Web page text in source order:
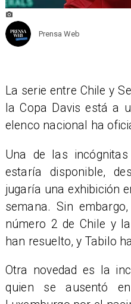
Prensa Web
La serie entre Chile y
la Copa Davis está a
elenco nacional ha
Una de las
estaría disponible,
jugaría una exhibición
semana. Sin
número 2 de Chile y
han resuelto, y Tabilo
Otra novedad es la
quien se ausentó